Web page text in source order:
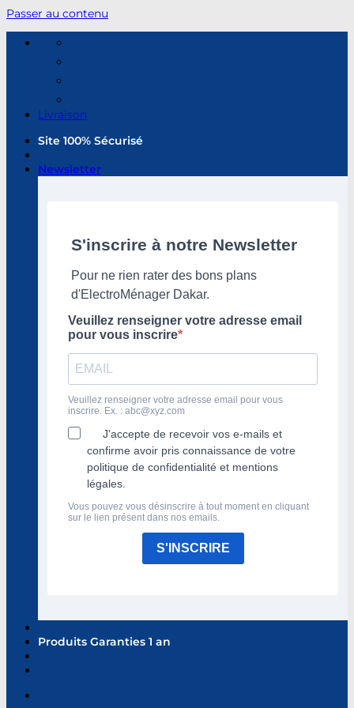
Passer au contenu
Livraison
Site 100% Sécurisé
Newsletter
S'inscrire à notre Newsletter
Pour ne rien rater des bons plans
d'ElectroMénager Dakar.
Veuillez renseigner votre adresse email
pour vous inscrire
Veuillez renseigner votre adresse email pour vous
inscrire. Ex. : abc@xyz.com
J'accepte de recevoir vos e-mails et
confirme avoir pris connaissance de votre
politique de confidentialité et mentions
légales.
Vous pouvez vous désinscrire à tout moment en cliquant
sur le lien présent dans nos emails.
S'INSCRIRE
Produits Garanties 1 an